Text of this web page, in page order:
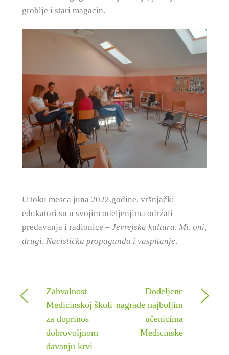
groblje i stari magacin.
U toku mesca juna 2022.godine, vršnjački
edukatori su u svojim odeljenjima održali
predavanja i radionice – Jevrejska kultura, Mi, oni,
drugi, Nacistička propaganda i vaspitanje.
Zahvalnost
Medicinskoj školi
za doprinos
dobrovoljnom
davanju krvi
Dodeljene
nagrade najboljim
učenicima
Medicinske